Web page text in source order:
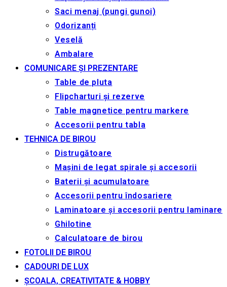
Saci menaj (pungi gunoi)
Odorizanți
Veselă
Ambalare
COMUNICARE ȘI PREZENTARE
Table de pluta
Flipcharturi și rezerve
Table magnetice pentru markere
Accesorii pentru tabla
TEHNICA DE BIROU
Distrugătoare
Mașini de legat spirale și accesorii
Baterii și acumulatoare
Accesorii pentru îndosariere
Laminatoare și accesorii pentru laminare
Ghilotine
Calculatoare de birou
FOTOLII DE BIROU
CADOURI DE LUX
ȘCOALA, CREATIVITATE & HOBBY